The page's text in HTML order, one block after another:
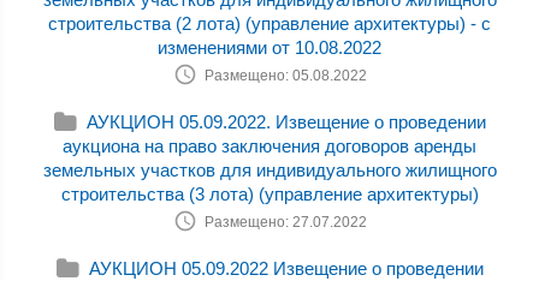
строительства (2 лота) (управление архитектуры) - с
изменениями от 10.08.2022
Размещено: 05.08.2022
АУКЦИОН 05.09.2022. Извещение о проведении
аукциона на право заключения договоров аренды
земельных участков для индивидуального жилищного
строительства (3 лота) (управление архитектуры)
Размещено: 27.07.2022
АУКЦИОН 05.09.2022 Извещение о проведении